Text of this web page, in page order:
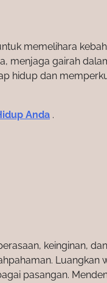
memelihara
menjaga gairah
hidup dan
Anda .
keinginan, dan
Luangkan
pasangan.